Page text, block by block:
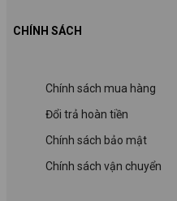
CHÍNH SÁCH
Chính sách mua hàng
Đổi trả hoàn tiền
Chính sách bảo mật
Chính sách vận chuyển